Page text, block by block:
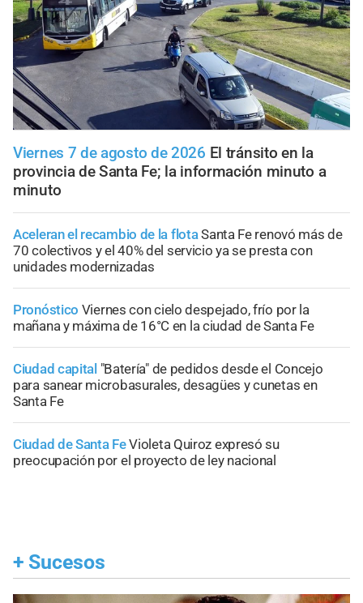
Viernes 7 de agosto de 2026 El tránsito en la
provincia de Santa Fe; la información minuto a
minuto
Aceleran el recambio de la flotaSanta Fe renovó más de
70 colectivos y el 40% del servicio ya se presta con
unidades modernizadas
Pronóstico Viernes con cielo despejado, frío por la
mañana y máxima de 16°C en la ciudad de Santa Fe
Ciudad capital "Batería" de pedidos desde el Concejo
para sanear microbasurales, desagües y cunetas en
Santa Fe
Ciudad de Santa FeVioleta Quiroz expresó su
preocupación por el proyecto de ley nacional
+ Sucesos